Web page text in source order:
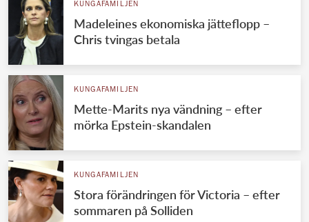
KUNGAFAMILJEN
Madeleines ekonomiska jätteflopp –
Chris tvingas betala
KUNGAFAMILJEN
Mette-Marits nya vändning – efter
mörka Epstein-skandalen
KUNGAFAMILJEN
Stora förändringen för Victoria – efter
sommaren på Solliden